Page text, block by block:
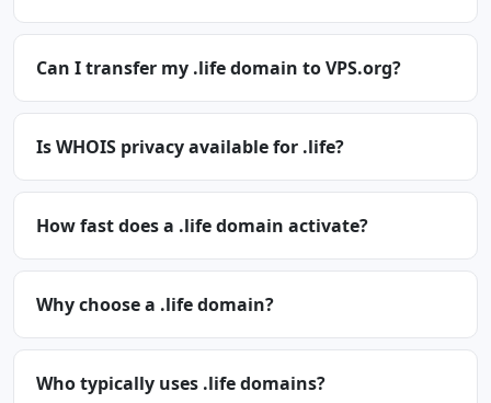
Can I transfer my .life domain to VPS.org?
Is WHOIS privacy available for .life?
How fast does a .life domain activate?
Why choose a .life domain?
Who typically uses .life domains?